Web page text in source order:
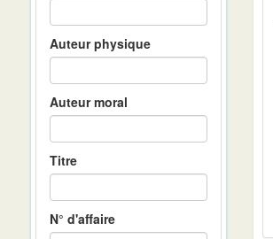
Auteur physique
Auteur moral
Titre
N° d'affaire